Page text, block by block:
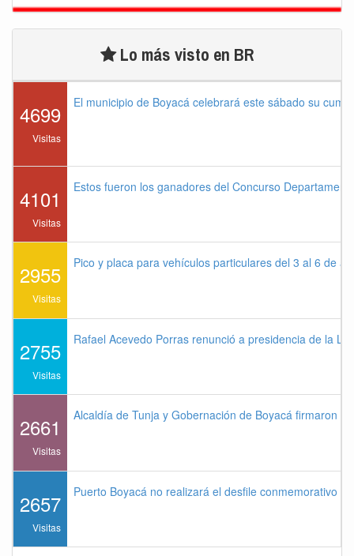
Lo más visto en BR
4699
Visitas
El municipio de Boyacá celebrará este sábado su
4101
Visitas
Estos fueron los ganadores del Concurso
2955
Visitas
Pico y placa para vehículos particulares del 3 al 6 de
2755
Visitas
Rafael Acevedo Porras renunció a presidencia de la
2661
Visitas
Alcaldía de Tunja y Gobernación de Boyacá firmaron
2657
Visitas
Puerto Boyacá no realizará el desfile conmemorativo